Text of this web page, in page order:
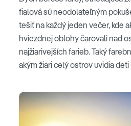
fialová sú neodolateľným
tešiť na každý jeden večer, kde
hviezdnej oblohy čarovali nad
najžiarivejších farieb. Taký
akým žiari celý ostrov uvidia